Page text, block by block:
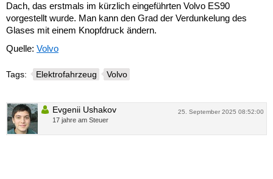
Dach, das erstmals im kürzlich eingeführten Volvo ES90
vorgestellt wurde. Man kann den Grad der Verdunkelung des
Glases mit einem Knopfdruck ändern.
Quelle: Volvo
Tags: Elektrofahrzeug Volvo
25. September 2025 08:52:00
Evgenii Ushakov
17 jahre am Steuer